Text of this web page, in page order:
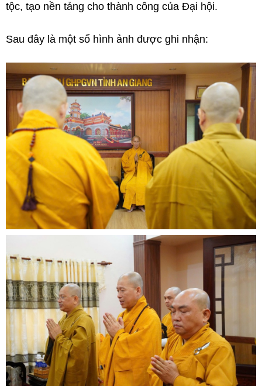
tộc, tạo nền tảng cho thành công của Đại hội.
Sau đây là một số hình ảnh được ghi nhận: